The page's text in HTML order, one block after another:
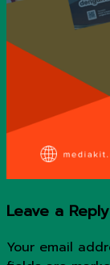
Leave a Reply
Your email